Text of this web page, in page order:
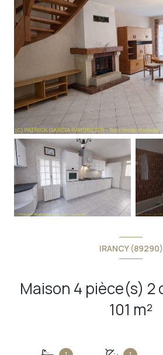
IRANCY (89290)
Maison 4 pièce(s) 2 chambre(s)
101 m²